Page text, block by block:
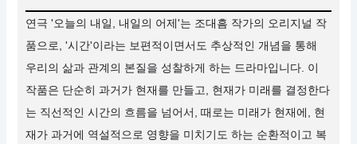
연극 '오늘의 내일, 내일의 어제'는 조대흠 작가의 오리지널 작
품으로, '시간'이라는 보편적이면서도 추상적인 개념을 통해
우리의 삶과 관계의 본질을 성찰하게 하는 드라마입니다. 이
작품은 단순히 과거가 현재를 만들고, 현재가 미래를 결정한다
는 직선적인 시간의 흐름을 넘어서, 때로는 미래가 현재에, 현
재가 과거에 역설적으로 영향을 미치기도 하는 순환적이고 복